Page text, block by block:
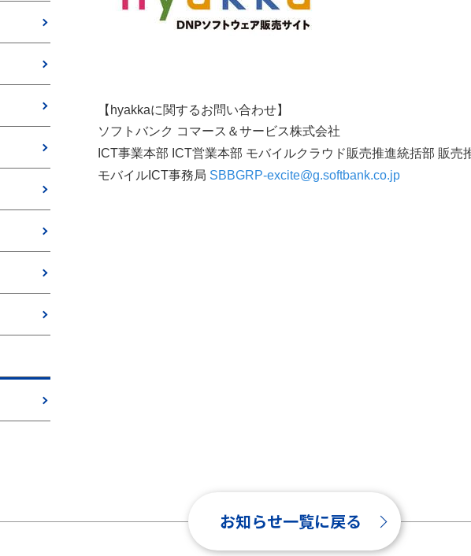
【hyakkaに関するお問い合わせ】
ソフトバンク コマース＆サービス株式会社
ICT事業本部 ICT営業本部 モバイルクラウド販売推進統括部 販売
モバイルICT事務局 SBBGRP-excite@g.softbank.co.jp
お知らせ一覧に戻る